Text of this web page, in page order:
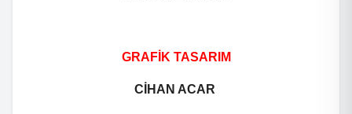
GRAFİK TASARIM
CİHAN ACAR